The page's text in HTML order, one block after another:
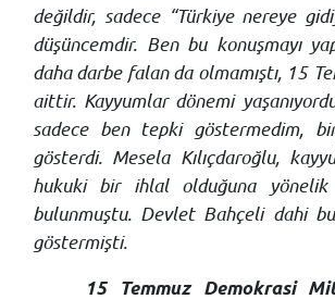
değildir, sadece “Türkiye nereye
düşüncemdir. Ben bu konuşmayı
daha darbe falan da olmamıştı, 15
aittir. Kayyumlar dönemi
sadece ben tepki göstermedim,
gösterdi. Mesela Kılıçdaroğlu,
hukuki bir ihlal olduğuna yönelik
bulunmuştu. Devlet Bahçeli dahi
göstermişti.
15 Temmuz Demokrasi